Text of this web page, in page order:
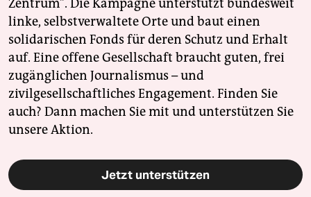
Zentrum". Die Kampagne unterstützt bundesweit
linke, selbstverwaltete Orte und baut einen
solidarischen Fonds für deren Schutz und Erhalt
auf. Eine offene Gesellschaft braucht guten, frei
zugänglichen Journalismus – und
zivilgesellschaftliches Engagement. Finden Sie
auch? Dann machen Sie mit und unterstützen Sie
unsere Aktion.
Jetzt unterstützen